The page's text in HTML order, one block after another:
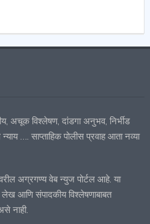
अचूक विश्लेषण, दांडगा अनुभव, निर्भीड
…. साप्ताहिक पोलीस प्रवाह आता नव्या
अग्रगण्य वेब न्युज पोर्टल आहे. या
लेख आणि संपादकीय विश्लेषणाबाबत
नाही.